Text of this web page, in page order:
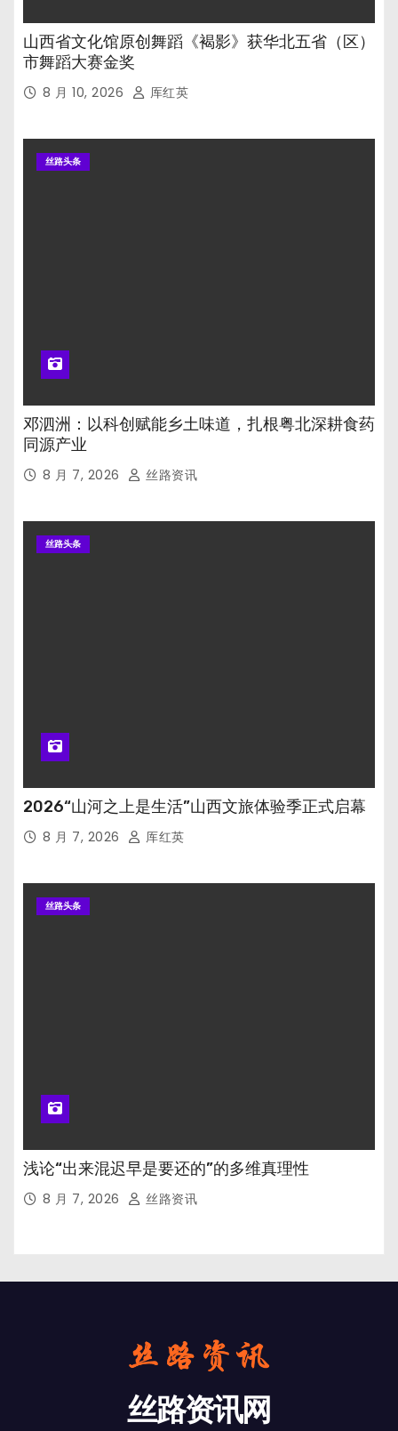
山西省文化馆原创舞蹈《褐影》获华北五省（区）
市舞蹈大赛金奖
8 月 10, 2026 厍红英
丝路头条
邓泗洲：以科创赋能乡土味道，扎根粤北深耕食药
同源产业
8 月 7, 2026 丝路资讯
丝路头条
2026“山河之上是生活”山西文旅体验季正式启幕
8 月 7, 2026 厍红英
丝路头条
浅论“出来混迟早是要还的”的多维真理性
8 月 7, 2026 丝路资讯
丝路资讯网